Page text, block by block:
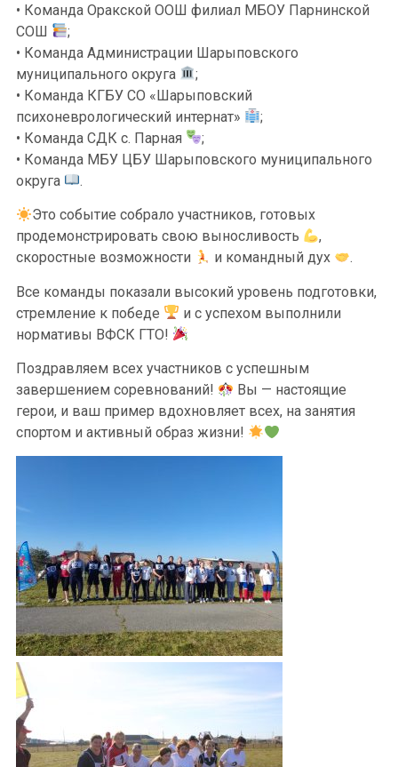
• Команда Оракской ООШ филиал МБОУ Парнинской
СОШ
;
• Команда Администрации Шарыповского
муниципального округа
;
• Команда КГБУ СО «Шарыповский
психоневрологический интернат»
;
• Команда СДК с. Парная
;
• Команда МБУ ЦБУ Шарыповского муниципального
округа
.
Это событие собрало участников, готовых
продемонстрировать свою выносливость
,
скоростные возможности
и командный дух .
Все команды показали высокий уровень подготовки,
стремление к победе
и с успехом выполнили
нормативы ВФСК ГТО!
Поздравляем всех участников с успешным
завершением соревнований!
Вы — настоящие
герои, и ваш пример вдохновляет всех, на занятия
спортом и активный образ жизни!